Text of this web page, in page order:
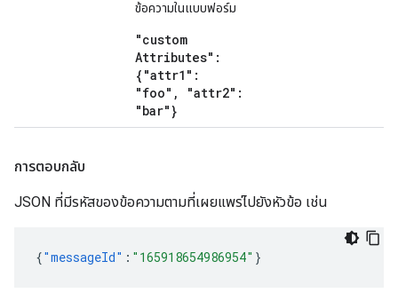
ข้อความในแบบฟอร์ม
"custom
Attributes":
{"attr1":
"foo" ,
"attr2":
"bar"}
การตอบกลับ
JSON ที่มีรหัสของข้อความตามที่เผยแพร่ไปยังหัวข้อ เช่น
{"messageId" : "165918654986954" }